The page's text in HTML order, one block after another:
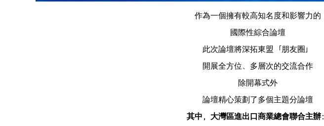
作為一個擁有較高知名度和影響力的
國際性綜合論壇
此次論壇將深拓東盟「朋友圈」
開展全方位、多層次的交流合作
除開幕式外
論壇精心策劃了多個主題分論壇
其中，大灣區進出口商業總會聯合主辦：